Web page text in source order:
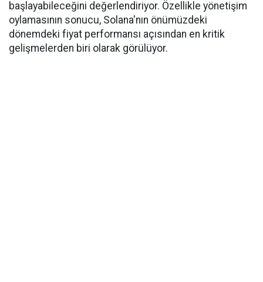
başlayabileceğini değerlendiriyor. Özellikle yönetişim
oylamasının sonucu, Solana'nın önümüzdeki
dönemdeki fiyat performansı açısından en kritik
gelişmelerden biri olarak görülüyor.